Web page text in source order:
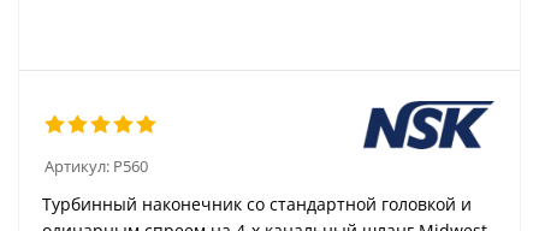
Артикул: P560
Турбинный наконечник со стандартной головкой и